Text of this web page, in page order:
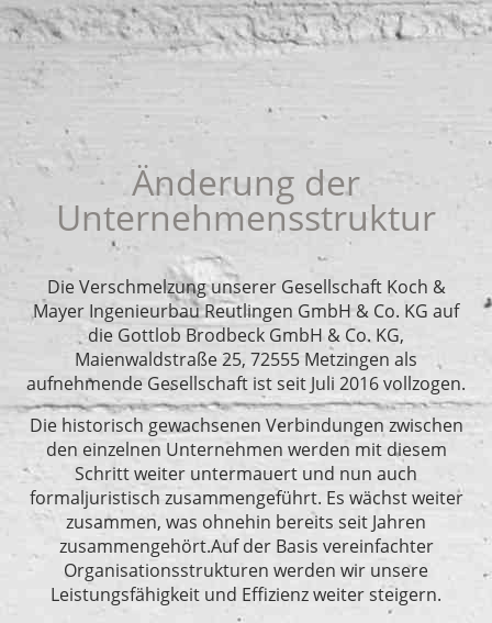
Änderung der
Unternehmensstruktur
Die Verschmelzung unserer Gesellschaft Koch &
Mayer Ingenieurbau Reutlingen GmbH & Co. KG auf
die Gottlob Brodbeck GmbH & Co. KG,
Maienwaldstraße 25, 72555 Metzingen als
aufnehmende Gesellschaft ist seit Juli 2016 vollzogen.
Die historisch gewachsenen Verbindungen zwischen
den einzelnen Unternehmen werden mit diesem
Schritt weiter untermauert und nun auch
formaljuristisch zusammengeführt. Es wächst weiter
zusammen, was ohnehin bereits seit Jahren
zusammengehört.Auf der Basis vereinfachter
Organisationsstrukturen werden wir unsere
Leistungsfähigkeit und Effizienz weiter steigern.